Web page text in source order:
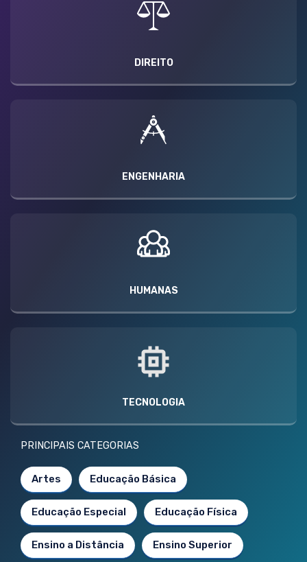
DIREITO
ENGENHARIA
HUMANAS
TECNOLOGIA
PRINCIPAIS CATEGORIAS
Artes Educação Básica
Educação Especial Educação Física
Ensino a Distância Ensino Superior